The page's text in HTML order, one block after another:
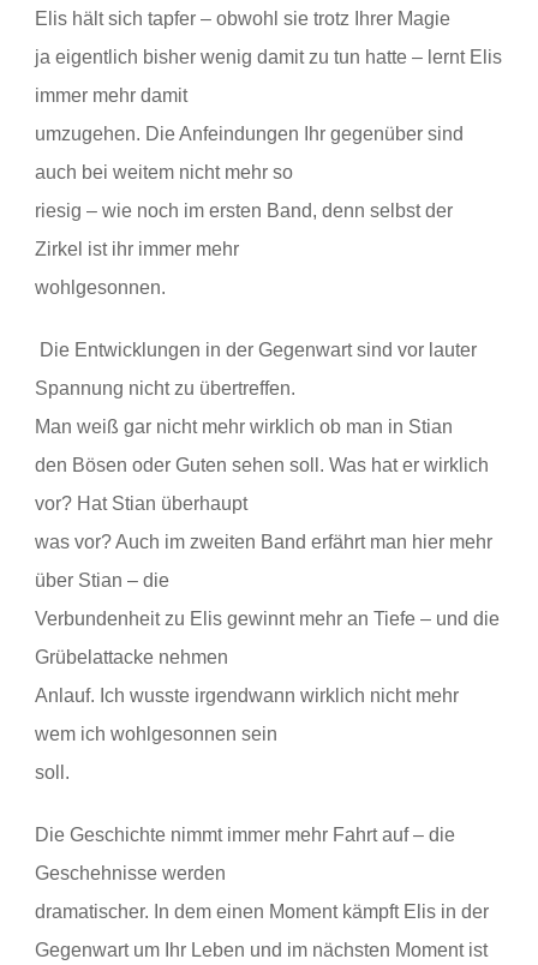
Elis hält sich tapfer – obwohl sie trotz Ihrer Magie
ja eigentlich bisher wenig damit zu tun hatte – lernt Elis
immer mehr damit
umzugehen. Die Anfeindungen Ihr gegenüber sind
auch bei weitem nicht mehr so
riesig – wie noch im ersten Band, denn selbst der
Zirkel ist ihr immer mehr
wohlgesonnen.
Die Entwicklungen in der Gegenwart sind vor lauter
Spannung nicht zu übertreffen.
Man weiß gar nicht mehr wirklich ob man in Stian
den Bösen oder Guten sehen soll. Was hat er wirklich
vor? Hat Stian überhaupt
was vor? Auch im zweiten Band erfährt man hier mehr
über Stian – die
Verbundenheit zu Elis gewinnt mehr an Tiefe – und die
Grübelattacke nehmen
Anlauf. Ich wusste irgendwann wirklich nicht mehr
wem ich wohlgesonnen sein
soll.
Die Geschichte nimmt immer mehr Fahrt auf – die
Geschehnisse werden
dramatischer. In dem einen Moment kämpft Elis in der
Gegenwart um Ihr Leben und im nächsten Moment ist